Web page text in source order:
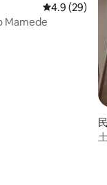
评价 平均评分 4.9
4.9 (29)
Mamede